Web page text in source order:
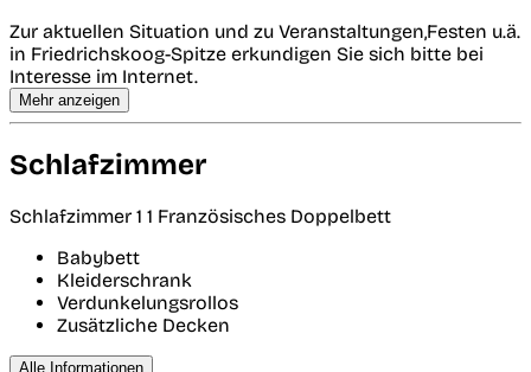
Zur aktuellen Situation und zu Veranstaltungen,Festen u.ä.
in Friedrichskoog-Spitze erkundigen Sie sich bitte bei
Interesse im Internet.
Mehr anzeigen
Schlafzimmer
Schlafzimmer 1 1 Französisches Doppelbett
Babybett
Kleiderschrank
Verdunkelungsrollos
Zusätzliche Decken
Alle Informationen